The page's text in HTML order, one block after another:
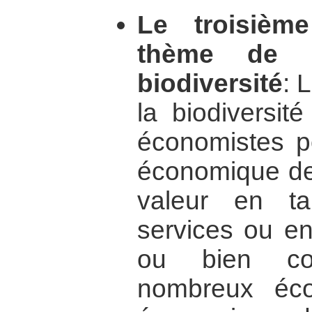
Le
thème de
biodiversité:
la
économistes
économique
valeur en
services ou
ou bien
nombreux